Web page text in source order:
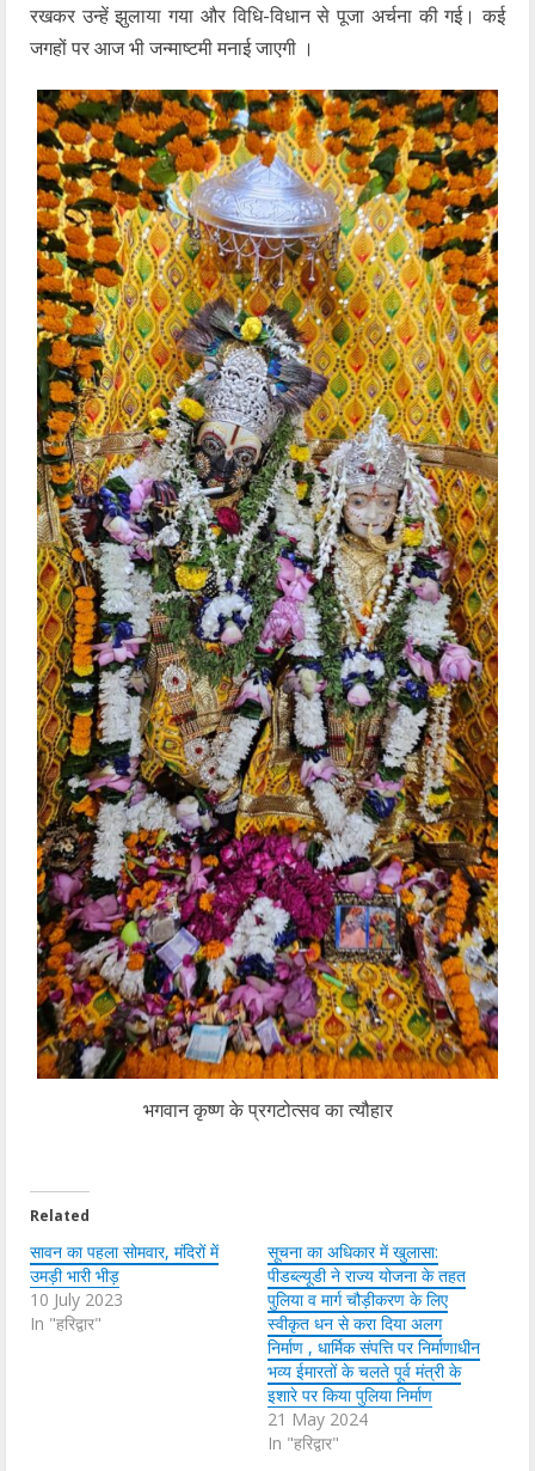
रखकर उन्हें झुलाया गया और विधि-विधान से पूजा अर्चना की गई। कई
जगहों पर आज भी जन्माष्टमी मनाई जाएगी ।
भगवान कृष्ण के प्रगटोत्सव का त्यौहार
Related
सावन का पहला सोमवार, मंदिरों में
उमड़ी भारी भीड़
10 July 2023
In "हरिद्वार"
सूचना का अधिकार में खुलासा:
पीडब्ल्यूडी ने राज्य योजना के तहत
पुलिया व मार्ग चौड़ीकरण के लिए
स्वीकृत धन से करा दिया अलग
निर्माण , धार्मिक संपत्ति पर निर्माणाधीन
भव्य ईमारतों के चलते पूर्व मंत्री के
इशारे पर किया पुलिया निर्माण
21 May 2024
In "हरिद्वार"